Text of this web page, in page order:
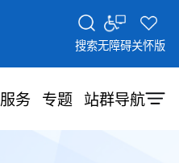
搜索无障碍关怀版
服务 专题 站群导航